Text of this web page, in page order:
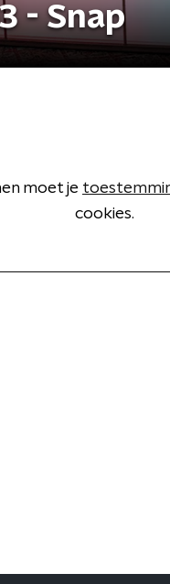
- Snap
moet je
cookies.